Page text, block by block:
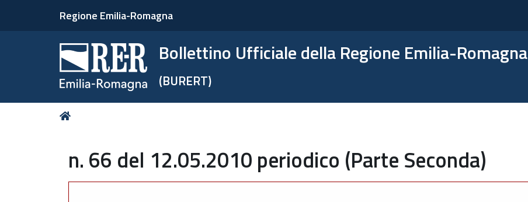
Regione Emilia-Romagna
Bollettino Ufficiale della Regione Emilia-Romagna
(BURERT)
Tu
n. 66 del 12.05.2010 periodico (Parte Seconda)